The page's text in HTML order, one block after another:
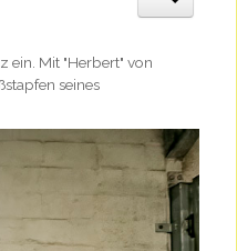
ein. Mit "Herbert" von
seines